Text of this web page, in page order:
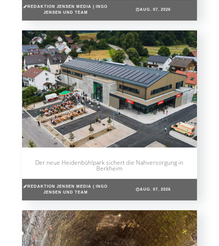
REDAKTION JENSEN MEDIA | INGO
JENSEN UND TEAM
AUG. 07, 2026
Der neue Heidenbühlpark sichert die Nahversorgung in
Berkheim
REDAKTION JENSEN MEDIA | INGO
JENSEN UND TEAM
AUG. 07, 2026